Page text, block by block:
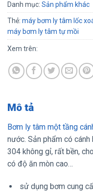
Danh mục: Sản phẩm khác
Thẻ: máy bơm ly tâm lốc
máy bơm ly tâm tự mồi
Xem trên:
Mô tả
Bơm ly tâm một tầng
nước. Sản phẩm có
304 không gỉ, rất bền,
có độ ăn mòn cao…
sử dụng bơm cung